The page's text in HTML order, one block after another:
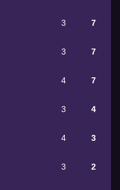
3 7
3 7
4 7
3 4
4 3
3 2